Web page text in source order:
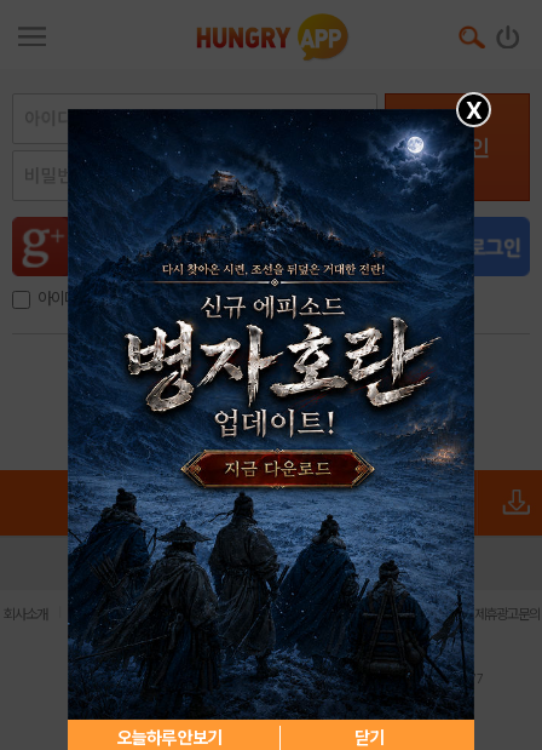
로그인
아이디, 이메일 저장
아이디 / 비밀번호 찾기 회원가입
X
오늘하루 안보기 닫기
로그인 PC버전 전체앱
회사소개 이용약관 | 개인정보 처리방침 | 청소년 보호정책 | 불법촬영물 신고센터 | 제휴광고문의
사업자등록번호:119-86-61101 (주)스마트나우 대표이사:송현두
주소: 서울시 금천구 가산디지털1로 171 연락처:063-284-8635 팩스:02-6265-0377
청소년보호책임자:김동욱desk@hungryapp.co.kr
등록번호:서울아02322 | 등록일자:2016년4월25일
발행인:(주)스마트나우 송현두 | 편집인:김동욱